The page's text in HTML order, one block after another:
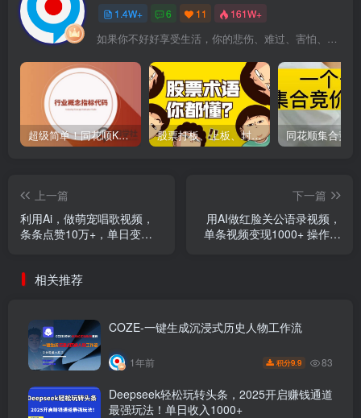
1.4W+ 6 11 161W+
如果你不好好享受生活，你的悲伤、难过、害怕、羞愧和内疚会代替你享受
超级简单！同花顺K线界面显示行业概念指标代码图解 股票打板、上板、封板、翘板、炸板是什么意思？炒股你必须懂的暗语！
上一篇
利用Ai，做萌宠唱歌视频，
条条点赞10万+，单日变现
下一篇
用AI做红脸关公语录视频，
单条视频变现1000+ 操作简
相关推荐
COZE-一键生成沉浸式历史人物工作流
1年前 积分9.9 83
Deepseek轻松玩转头条，2025开启赚钱通道
最强玩法！单日收入1000+